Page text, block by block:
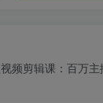
视频剪辑课：百万